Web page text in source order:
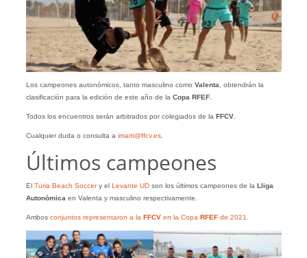
Los campeones autonómicos, tanto masculino como Valenta , obtendrán la
clasificación para la edición de este año de la Copa RFEF.
Todos los encuentros serán arbitrados por colegiados de la FFCV.
Cualquier duda o consulta a imarti@ffcv.es.
Últimos campeones
ElTuria Beach Soccery el Levante UD son los últimos campeones de la Lliga
Autonòmica en Valenta y masculino respectivamente.
Ambos conjuntos representaron a la FFCVen la Copa RFEFde 2021.